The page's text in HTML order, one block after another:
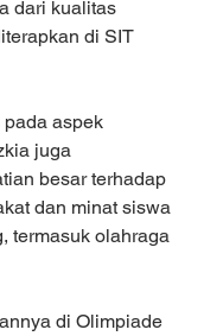
dari kualitas
di SIT
aspek
juga
besar terhadap
dan minat siswa
termasuk olahraga
di Olimpiade